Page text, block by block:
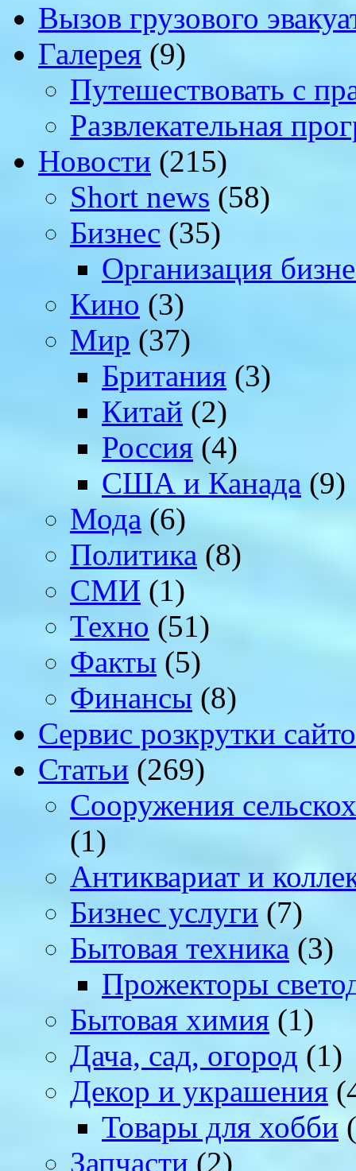
Вызов грузового
Галерея (9)
Путешествовать с
Развлекательная
Новости (215)
Short news (58)
Бизнес (35)
Организация
Кино (3)
Мир (37)
Британия (3)
Китай (2)
Россия (4)
США и Канада (9)
Мода (6)
Политика (8)
СМИ (1)
Техно (51)
Факты (5)
Финансы (8)
Сервис розкрутки
Статьи (269)
Cооружения
(1)
Антиквариат и
Бизнес услуги (7)
Бытовая техника (3)
Прожекторы
Бытовая химия (1)
Дача, сад, огород (1)
Декор и украшения
Товары для хобби
Запчасти (2)